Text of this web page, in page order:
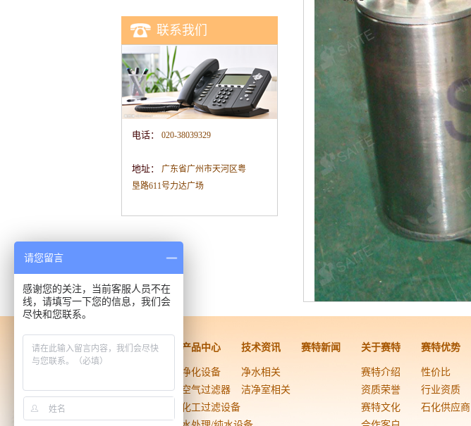
联系我们
电话： 020-38039329
地址：
广东省广州市天河区粤
垦路611号力达广场
洁净工程
生物技术
产品中心
净化设备
空气过滤器
化工过滤设备
技术资讯
净水相关
洁净室相关
赛特新闻 关于赛特
赛特介绍
资质荣誉
赛特文化
赛特优势
性价比
行业资质
石化供应商
请您留言
感谢您的关注，当前客服人员不在
线，请填写一下您的信息，我们会
尽快和您联系。